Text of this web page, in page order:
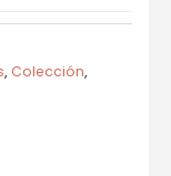
, Colección,